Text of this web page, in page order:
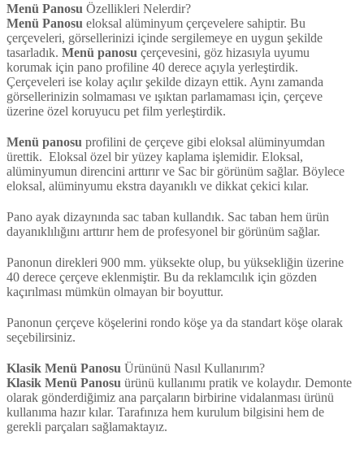
Menü Panosu Özellikleri Nelerdir?
Menü Panosu eloksal alüminyum çerçevelere sahiptir. Bu
çerçeveleri, görsellerinizi içinde sergilemeye en uygun şekilde
tasarladık. Menü panosu çerçevesini, göz hizasıyla uyumu
korumak için pano profiline 40 derece açıyla yerleştirdik.
Çerçeveleri ise kolay açılır şekilde dizayn ettik. Aynı zamanda
görsellerinizin solmaması ve ışıktan parlamaması için, çerçeve
üzerine özel koruyucu pet film yerleştirdik.
Menü panosu profilini de çerçeve gibi eloksal alüminyumdan
ürettik. Eloksal özel bir yüzey kaplama işlemidir. Eloksal,
alüminyumun direncini arttırır ve Sac bir görünüm sağlar. Böylece
eloksal, alüminyumu ekstra dayanıklı ve dikkat çekici kılar.
Pano ayak dizaynında sac taban kullandık. Sac taban hem ürün
dayanıklılığını arttırır hem de profesyonel bir görünüm sağlar.
Panonun direkleri 900 mm. yüksekte olup, bu yüksekliğin üzerine
40 derece çerçeve eklenmiştir. Bu da reklamcılık için gözden
kaçırılması mümkün olmayan bir boyuttur.
Panonun çerçeve köşelerini rondo köşe ya da standart köşe olarak
seçebilirsiniz.
Klasik Menü Panosu Ürününü Nasıl Kullanırım?
Klasik Menü Panosu ürünü kullanımı pratik ve kolaydır. Demonte
olarak gönderdiğimiz ana parçaların birbirine vidalanması ürünü
kullanıma hazır kılar. Tarafınıza hem kurulum bilgisini hem de
gerekli parçaları sağlamaktayız.